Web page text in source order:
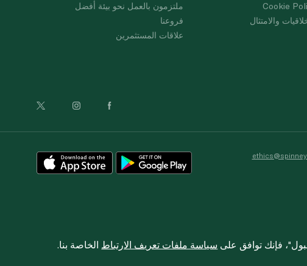
ملتزمون بالعمل نحو بيئة أفضل
فروعنا
علاقات المستثمرين
Cookie
والامتثال
فإنك توافق على سياسة ملفات تعريف الارتباط الخاصة بنا.